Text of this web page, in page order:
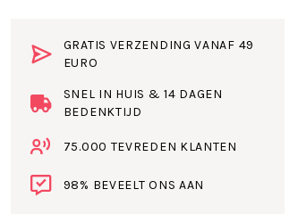
GRATIS VERZENDING VANAF 49
EURO
SNEL IN HUIS & 14 DAGEN
BEDENKTIJD
75.000 TEVREDEN KLANTEN
98% BEVEELT ONS AAN